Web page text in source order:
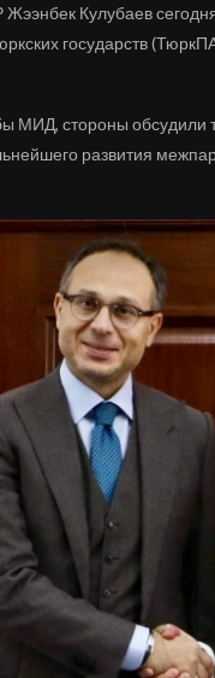
Кулубаев
государств
стороны обсудили
развития